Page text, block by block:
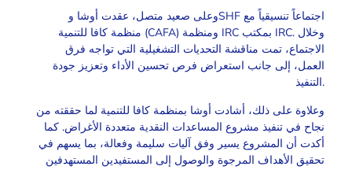
وعلى صعيد متصل، عقدت أوشا وSHF اجتماعاً تنسيقياً مع
منظمة كافا للتنمية (CAFA) ومنظمة IRC بمكتب IRC. وخلال
الاجتماع، تمت مناقشة التحديات التشغيلية التي تواجه فرق
العمل، إلى جانب استعراض فرص تحسين الأداء وتعزيز جودة
التنفيذ.
وعلاوة على ذلك، أشادت أوشا بمنظمة كافا للتنمية لما حققته من
نجاح في تنفيذ مشروع المساعدات النقدية متعددة الأغراض. كما
أكدت أن المشروع يسير وفق آليات سليمة وفعالة، بما يسهم في
تحقيق الأهداف المرجوة والوصول إلى المستفيدين المستهدفين